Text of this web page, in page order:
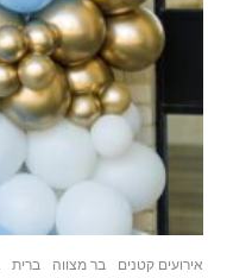
אירועים קטנים בר מצווה ברית